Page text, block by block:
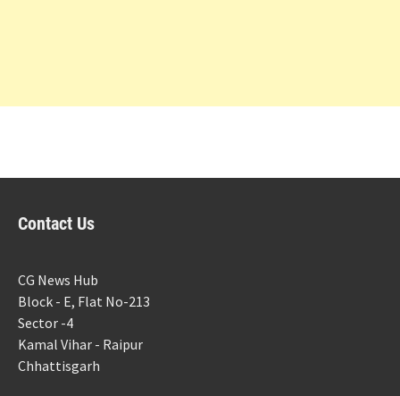
Contact Us
CG News Hub
Block - E, Flat No-213
Sector -4
Kamal Vihar - Raipur
Chhattisgarh